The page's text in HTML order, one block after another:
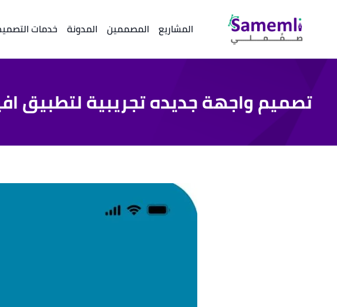
المشاريع المصممين المدونة خدمات
تصميم واجهة جديده تجريبية لتطبيق